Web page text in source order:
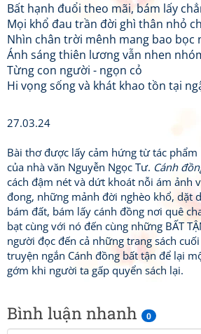
Bình luận nhanh 0
Bất hạnh đuổi theo mãi, bám lấy
Mọi khổ đau trần đời ghì thân nhỏ
Nhìn chân trời mênh mang bao bọc
Ánh sáng thiên lương vẫn nhen
Từng con người - ngọn cỏ
Hi vọng sống và khát khao tồn tại
27.03.24
Bài thơ được lấy cảm hứng từ tác phẩm
của nhà văn Nguyễn Ngọc Tư. Cánh
cách đậm nét và dứt khoát nỗi ám ảnh
đong, những mảnh đời nghèo khổ, dặt
bám đất, bám lấy cánh đồng nơi quê
bạt cùng với nó đến cùng những BẤT
người đọc đến cả những trang sách
truyện ngắn Cánh đồng bất tận để lại
gớm khi người ta gấp quyển sách lại.